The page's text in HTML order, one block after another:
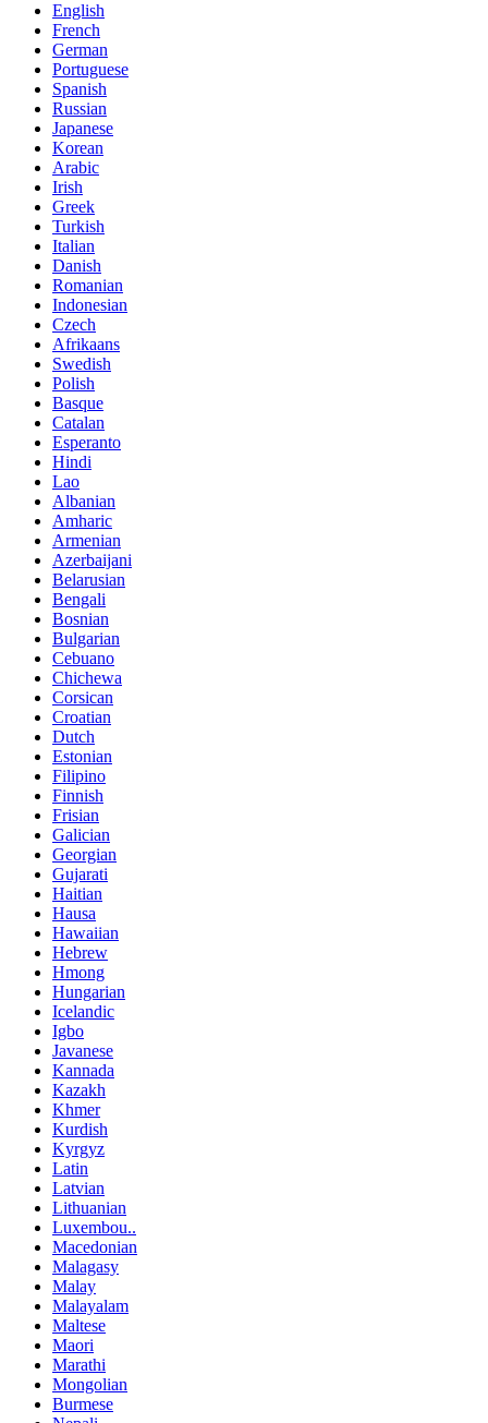
English
French
German
Portuguese
Spanish
Russian
Japanese
Korean
Arabic
Irish
Greek
Turkish
Italian
Danish
Romanian
Indonesian
Czech
Afrikaans
Swedish
Polish
Basque
Catalan
Esperanto
Hindi
Lao
Albanian
Amharic
Armenian
Azerbaijani
Belarusian
Bengali
Bosnian
Bulgarian
Cebuano
Chichewa
Corsican
Croatian
Dutch
Estonian
Filipino
Finnish
Frisian
Galician
Georgian
Gujarati
Haitian
Hausa
Hawaiian
Hebrew
Hmong
Hungarian
Icelandic
Igbo
Javanese
Kannada
Kazakh
Khmer
Kurdish
Kyrgyz
Latin
Latvian
Lithuanian
Luxembou..
Macedonian
Malagasy
Malay
Malayalam
Maltese
Maori
Marathi
Mongolian
Burmese